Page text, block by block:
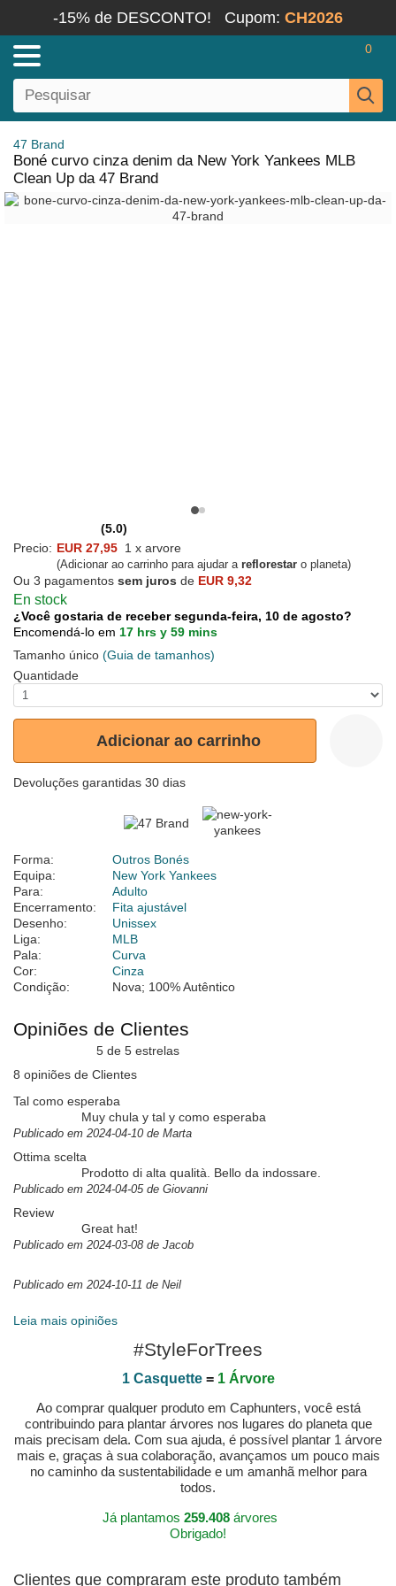
-15% de DESCONTO! Cupom: CH2026
0
47 Brand
Boné curvo cinza denim da New York Yankees MLB
Clean Up da 47 Brand
(5.0)
Precio: EUR 27,95 1 x arvore
(Adicionar ao carrinho para ajudar a reflorestar o planeta)
Ou 3 pagamentos sem juros de EUR 9,32
En stock
¿Você gostaria de receber segunda-feira, 10 de agosto?
Encomendá-lo em 17 hrs y 59 mins
Tamanho único (Guia de tamanhos)
Quantidade
Adicionar ao carrinho
Devoluções garantidas 30 dias
Forma:
Outros Bonés
Equipa:
New York Yankees
Para:
Adulto
Encerramento:
Fita ajustável
Desenho:
Unissex
Liga:
MLB
Pala:
Curva
Cor:
Cinza
Condição:
Nova; 100% Autêntico
Opiniões de Clientes
5 de 5 estrelas
8 opiniões de Clientes
Tal como esperaba
Muy chula y tal y como esperaba
Publicado em 2024-04-10 de Marta
Ottima scelta
Prodotto di alta qualità. Bello da indossare.
Publicado em 2024-04-05 de Giovanni
Review
Great hat!
Publicado em 2024-03-08 de Jacob
Publicado em 2024-10-11 de Neil
Leia mais opiniões
#StyleForTrees
1 Casquette= 1 Árvore
Ao comprar qualquer produto em Caphunters, você está
contribuindo para plantar árvores nos lugares do planeta que
mais precisam dela. Com sua ajuda, é possível plantar 1 árvore
mais e, graças à sua colaboração, avançamos um pouco mais
no caminho da sustentabilidade e um amanhã melhor para
todos.
Já plantamos 259.408árvores
Obrigado!
Clientes que compraram este produto também